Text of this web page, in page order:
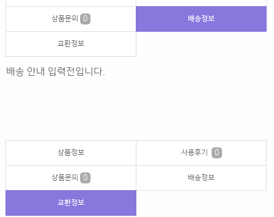
상품문의 0 배송정보
교환정보
배송 안내 입력전입니다.
상품정보 사용후기 0
상품문의 0 배송정보
교환정보